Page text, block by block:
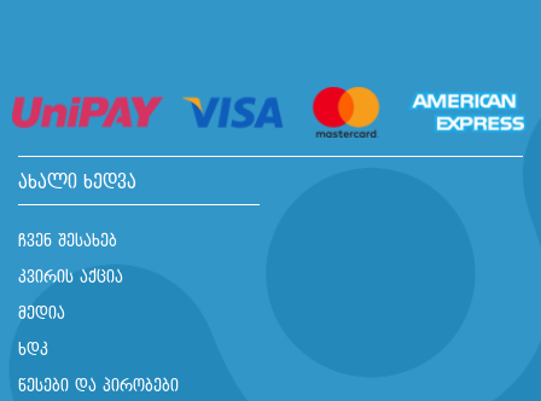
ახალი ხედვა
ჩვენ შესახებ
კვირის აქცია
მედია
ხდკ
წესები და პირობები